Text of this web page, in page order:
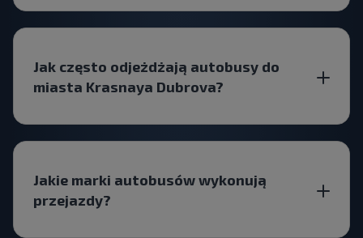
Jak często odjeżdżają autobusy do
miasta Krasnaya Dubrova?
Jakie marki autobusów wykonują
przejazdy?